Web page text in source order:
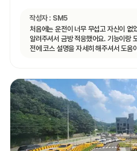
작성자 : SM5
처음에는 운전이 너무 무섭고 자신이 없
알려주셔서 금방 적응했어요. 기능이랑
전에 코스 설명을 자세히 해주셔서 도움